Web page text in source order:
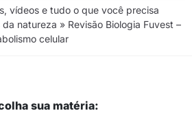
vídeos e tudo o que você precisa
da natureza » Revisão Biologia Fuvest –
celular
sua matéria: